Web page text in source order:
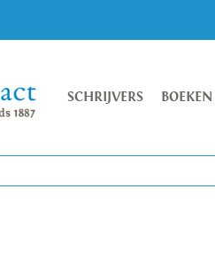
SCHRIJVERS BOEKEN